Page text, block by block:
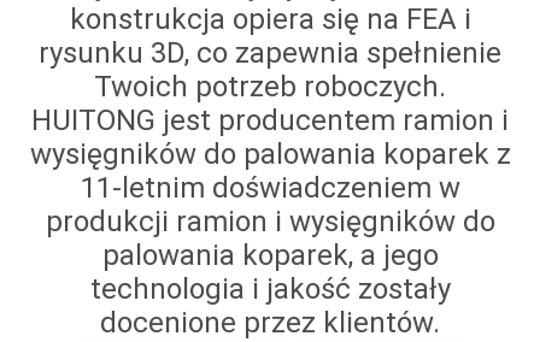
konstrukcja opiera się na FEA i
rysunku 3D, co zapewnia spełnienie
Twoich potrzeb roboczych.
HUITONG jest producentem ramion i
wysięgników do palowania koparek z
11-letnim doświadczeniem w
produkcji ramion i wysięgników do
palowania koparek, a jego
technologia i jakość zostały
docenione przez klientów.